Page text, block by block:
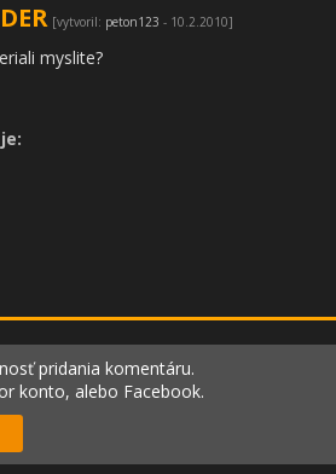
[vytvoril: peton123 - 10.2.2010]
myslite?
pridania komentáru.
konto, alebo Facebook.